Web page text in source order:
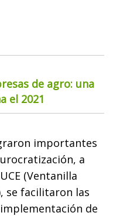
de agro: una
el 2021
importantes
a
(Ventanilla
se facilitaron las
de